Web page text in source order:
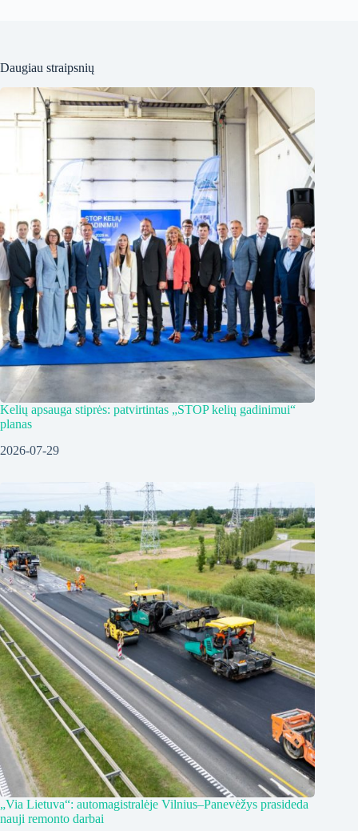
Daugiau straipsnių
Kelių apsauga stiprės: patvirtintas „STOP kelių gadinimui“
planas
2026-07-29
„Via Lietuva“: automagistralėje Vilnius–Panevėžys prasideda
nauji remonto darbai